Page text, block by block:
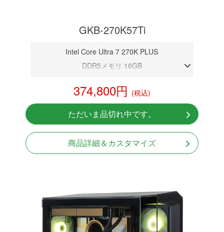
GKB-270K57Ti
Intel Core Ultra 7 270K PLUS
DDR5メモリ 16GB
NVMeSSD 1TB
無線LAN/Bluetooth対応
Windows11 Home 64bit
374,800円 (税込)
ただいま品切れ中です。
商品詳細＆カスタマイズ